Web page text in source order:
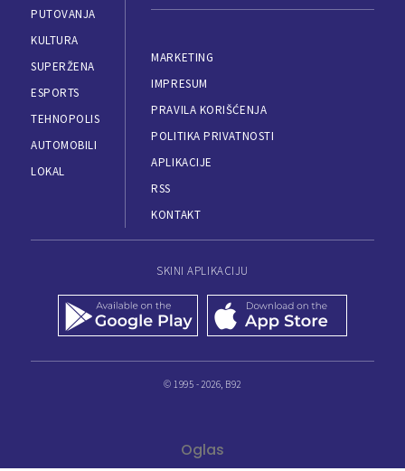
PUTOVANJA
KULTURA
SUPERŽENA
ESPORTS
TEHNOPOLIS
AUTOMOBILI
LOKAL
MARKETING
IMPRESUM
PRAVILA KORIŠĆENJA
POLITIKA PRIVATNOSTI
APLIKACIJE
RSS
KONTAKT
SKINI APLIKACIJU
© 1995 - 2026, B92